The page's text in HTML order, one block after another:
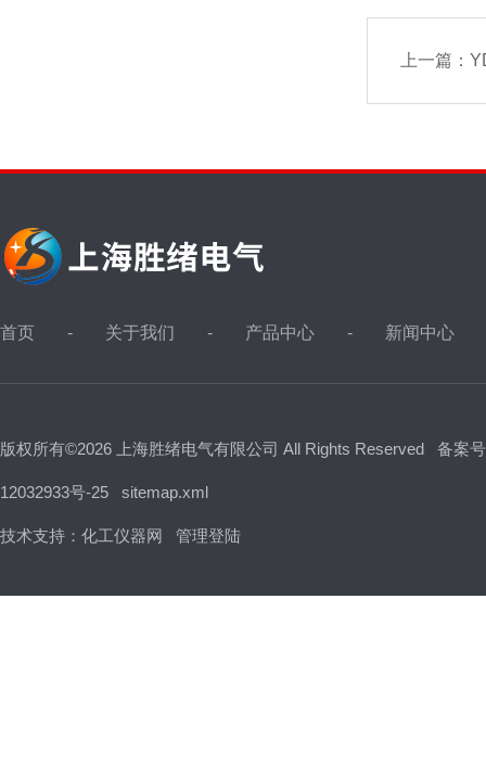
上一篇：
首页 关于我们 产品中心 新闻中心
版权所有©2026 上海胜绪电气有限公司 All Rights Reserved 备案
12032933号-25 sitemap.xml
技术支持： 化工仪器网 管理登陆